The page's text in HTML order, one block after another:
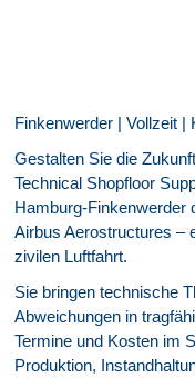
Finkenwerder | Vollzeit |
Gestalten Sie die
Technical Shopfloor
Hamburg‑Finkenwerder
Airbus Aerostructures –
zivilen Luftfahrt.
Sie bringen technische
Abweichungen in
Termine und Kosten im
Produktion,